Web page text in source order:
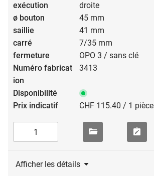
droite
45 mm
41 mm
7/35 mm
OPO 3 / sans clé
3413
CHF 115.40 / 1 pièce
Afficher les détails